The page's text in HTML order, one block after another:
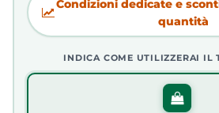
Condizioni dedicate e
quantità
INDICA COME UTILIZZERAI IL